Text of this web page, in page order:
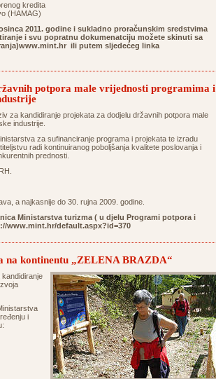
kredita
(HAMAG)
2011. godine i sukladno proračunskim sredstvima
i svu popratnu dokumenatciju možete skinuti sa
ili putem sljedećeg linka
potpora male vrijednosti programima i
za kandidiranje projekata za dodjelu državnih potpora male
industrije.
za sufinanciranje programa i projekata te izradu
radi kontinuiranog poboljšanja kvalitete poslovanja i
prednosti.
a najkasnije do 30. rujna 2009. godine.
Ministarstva turizma ( u djelu Programi potpora i
www.mint.hr/default.aspx?id=370
na kontinentu „ZELENA BRAZDA“
i